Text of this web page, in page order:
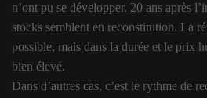
n’ont pu se développer. 20 ans après
stocks semblent en reconstitution. La
possible, mais dans la durée et le prix
bien élevé.
Dans d’autres cas, c’est le rythme de